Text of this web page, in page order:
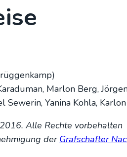
Mar­lon Berg,
Sewe­rin, Yani­na Koh­la,
Alle Rech­te vor­be­hal­ten
der Graf­schaf­ter